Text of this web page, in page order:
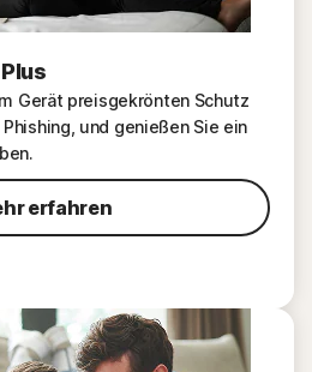
Gerät preisgekrönten Schutz
und genießen Sie ein
erfahren